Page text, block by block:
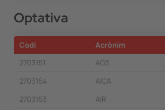
Optativa
Codi Acrònim
2703151
AGS
2703154
AICA
2703153
AIR